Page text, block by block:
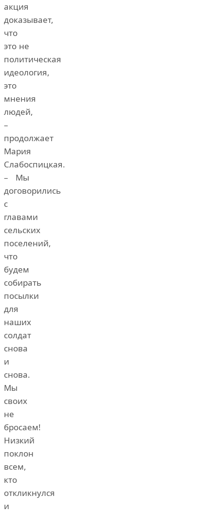
акция
доказывает,
что
это не
политическая
идеология,
это
мнения
людей,
–
продолжает
Мария
Слабоспицкая.
– Мы
договорились
с
главами
сельских
поселений,
что
будем
собирать
посылки
для
наших
солдат
снова
и
снова.
Мы
своих
не
бросаем!
Низкий
поклон
всем,
кто
откликнулся
и